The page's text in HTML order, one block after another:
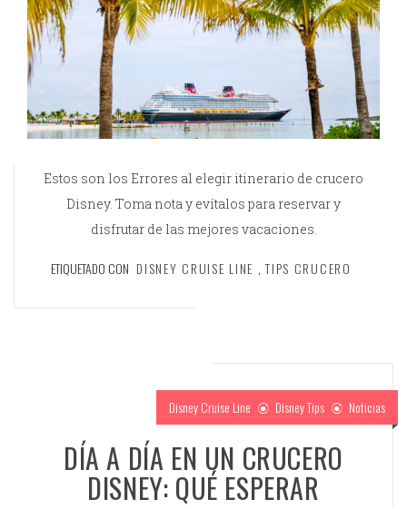
Estos son los Errores al elegir itinerario de crucero
Disney. Toma nota y evítalos para reservar y
disfrutar de las mejores vacaciones.
ETIQUETADO CON DISNEY CRUISE LINE , TIPS CRUCERO
Disney Cruise Line Disney Tips Noticias
DÍA A DÍA EN UN CRUCERO
DISNEY: QUÉ ESPERAR